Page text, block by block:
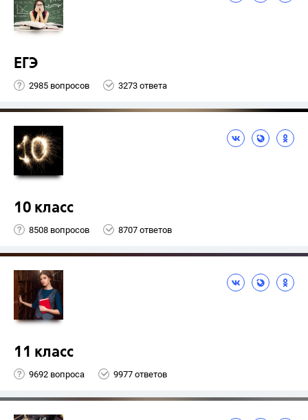
ЕГЭ
2985 вопросов 3273 ответа
10 класс
8508 вопросов 8707 ответов
11 класс
9692 вопроса 9977 ответов